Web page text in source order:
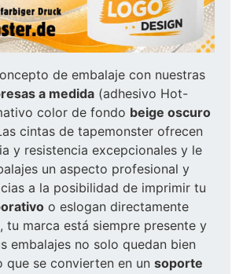
de embalaje con nuestras
a medida (adhesivo Hot-
color de fondo beige oscuro
cintas de tapemonster ofrecen
y resistencia excepcionales y le
un aspecto profesional y
a la posibilidad de imprimir tu
o eslogan directamente
tu marca está siempre presente y
embalajes no solo quedan bien
que se convierten en un soporte